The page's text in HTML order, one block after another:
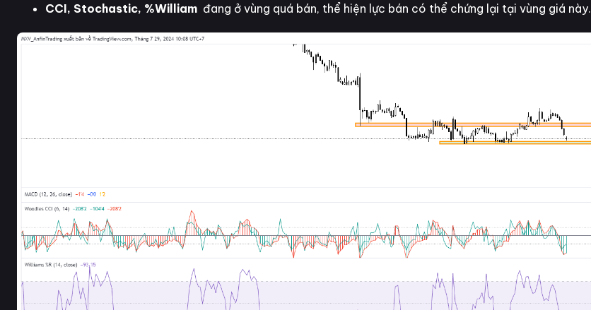
CCI, Stochastic, %William đang ở vùng quá bán, thể hiện lực bán có thể chứng lại tại vùng giá này.